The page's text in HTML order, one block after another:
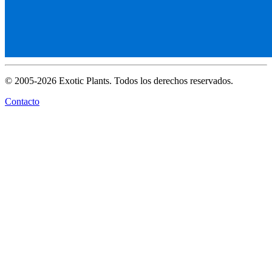
© 2005-2026 Exotic Plants. Todos los derechos reservados.
Contacto